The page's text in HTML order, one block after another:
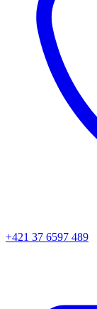
+421 37 6597 489